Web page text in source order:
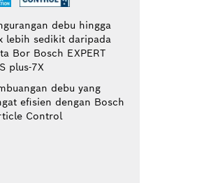
debu hingga
lebih sedikit daripada
Bor Bosch EXPERT
plus-7X
debu yang
efisien dengan Bosch
Control